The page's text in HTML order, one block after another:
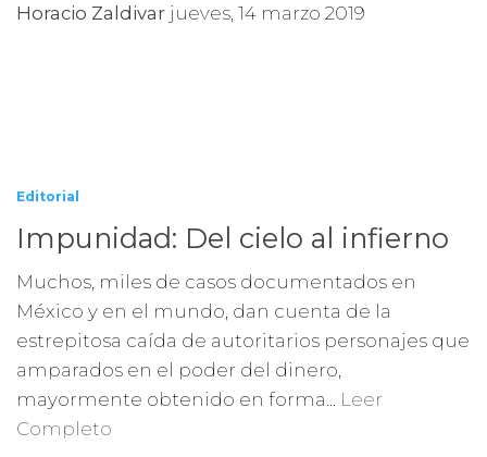
Horacio Zaldivar jueves, 14 marzo 2019
Editorial
Impunidad: Del cielo al infierno
Muchos, miles de casos documentados en
México y en el mundo, dan cuenta de la
estrepitosa caída de autoritarios personajes que
amparados en el poder del dinero,
mayormente obtenido en forma... Leer
Completo